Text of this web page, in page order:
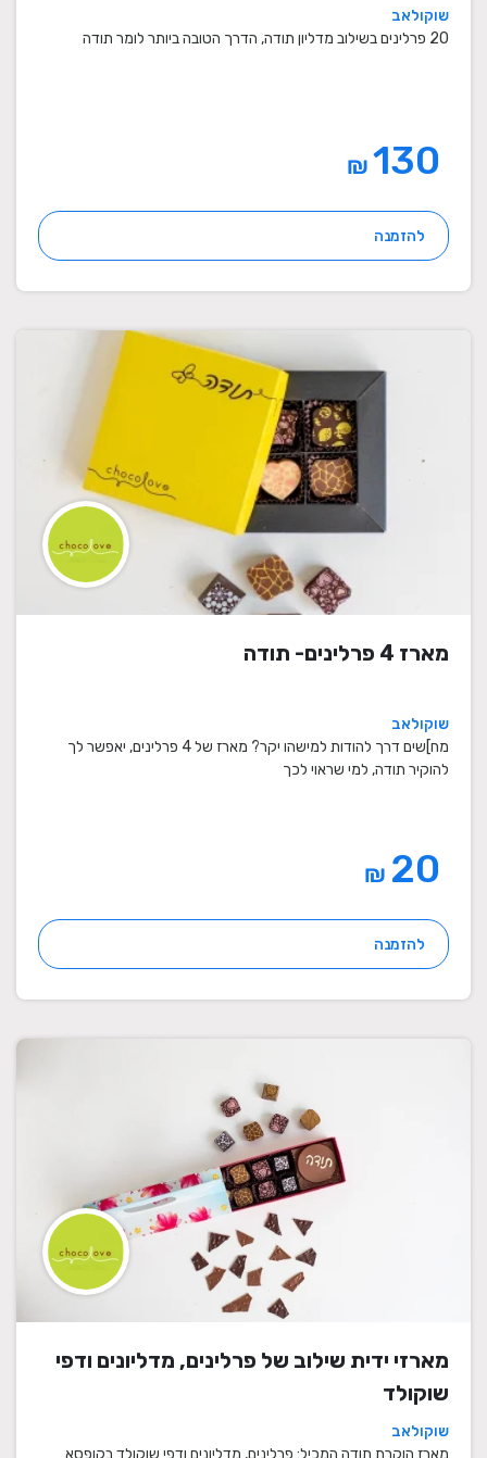
שוקולאב
20 פרלינים בשילוב מדליון תודה, הדרך הטובה ביותר לומר תודה
₪
להזמנה
מארז 4 פרלינים- תודה
שוקולאב
מח]שים דרך להודות למישהו יקר? מארז של 4 פרלינים, יאפשר לך
להוקיר תודה, למי שראוי לכך
₪
להזמנה
מארזי ידית שילוב של פרלינים, מדליונים ודפי
שוקולד
שוקולאב
מארז הוקרת תודה המכיל: פרלינים, מדליונים ודפי שוקולד בקופסא